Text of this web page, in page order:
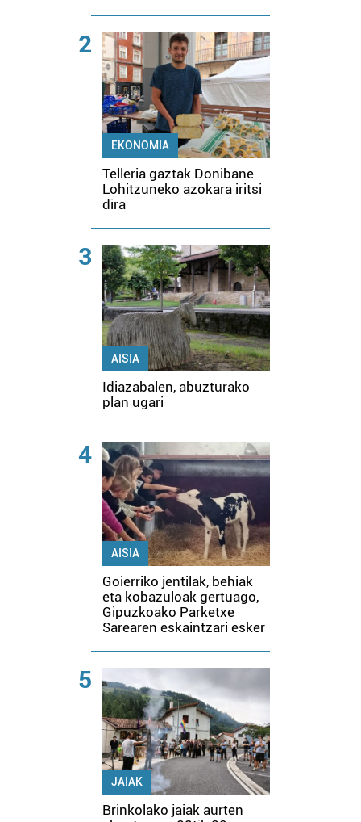
2
EKONOMIA
Telleria gaztak Donibane
Lohitzuneko azokara iritsi
dira
3
AISIA
Idiazabalen, abuzturako
plan ugari
4
AISIA
Goierriko jentilak, behiak
eta kobazuloak gertuago,
Gipuzkoako Parketxe
Sarearen eskaintzari esker
5
JAIAK
Brinkolako jaiak aurten